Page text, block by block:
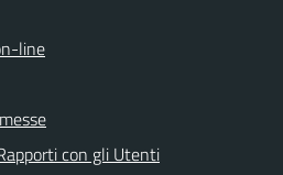
line
con gli Utenti